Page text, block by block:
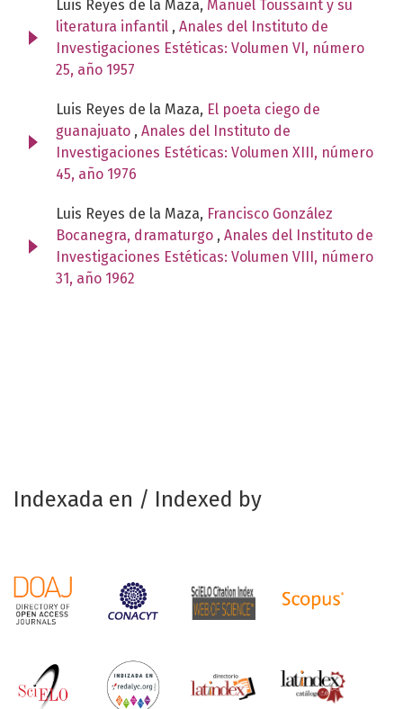
Luis Reyes de la Maza, Manuel Toussaint y su
literatura infantil , Anales del Instituto de
Investigaciones Estéticas: Volumen VI, número
25, año 1957
Luis Reyes de la Maza, El poeta ciego de
guanajuato , Anales del Instituto de
Investigaciones Estéticas: Volumen XIII, número
45, año 1976
Luis Reyes de la Maza, Francisco González
Bocanegra, dramaturgo , Anales del Instituto de
Investigaciones Estéticas: Volumen VIII, número
31, año 1962
Indexada en / Indexed by